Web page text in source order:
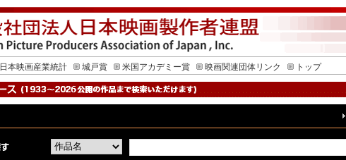
日本映画産業統計 城戸賞 米国アカデミー賞 映画関連団体リンク トップ